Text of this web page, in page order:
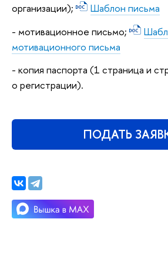
организации);
Шаблон письма
- мотивационное письмо;
мотивационного письма
- копия паспорта (1 страница и
о регистрации).
ПОДАТЬ